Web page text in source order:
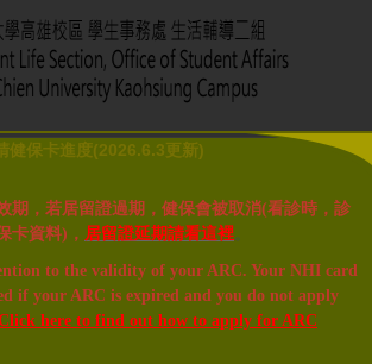
健保卡進度(2026.6.3更新)
期，若居留證過期，健保會被取消(看診時，診
卡資料)， 居留證延期請看這裡。
to the validity of your ARC. Your NHI card
if your ARC is expired and you do not apply
here to find out how to apply for ARC